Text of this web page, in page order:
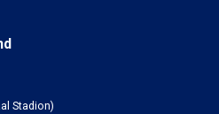
Stadion)